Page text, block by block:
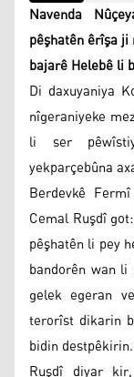
Navenda
pêşhatên êrîşa
bajarê Helebê li
Di daxuyaniya
nîgeraniyeke
li ser
yekparçebûna
Berdevkê
Cemal Ruşdî
pêşhatên li pey
bandorên wan
gelek egeran
terorîst dikarin
bidin